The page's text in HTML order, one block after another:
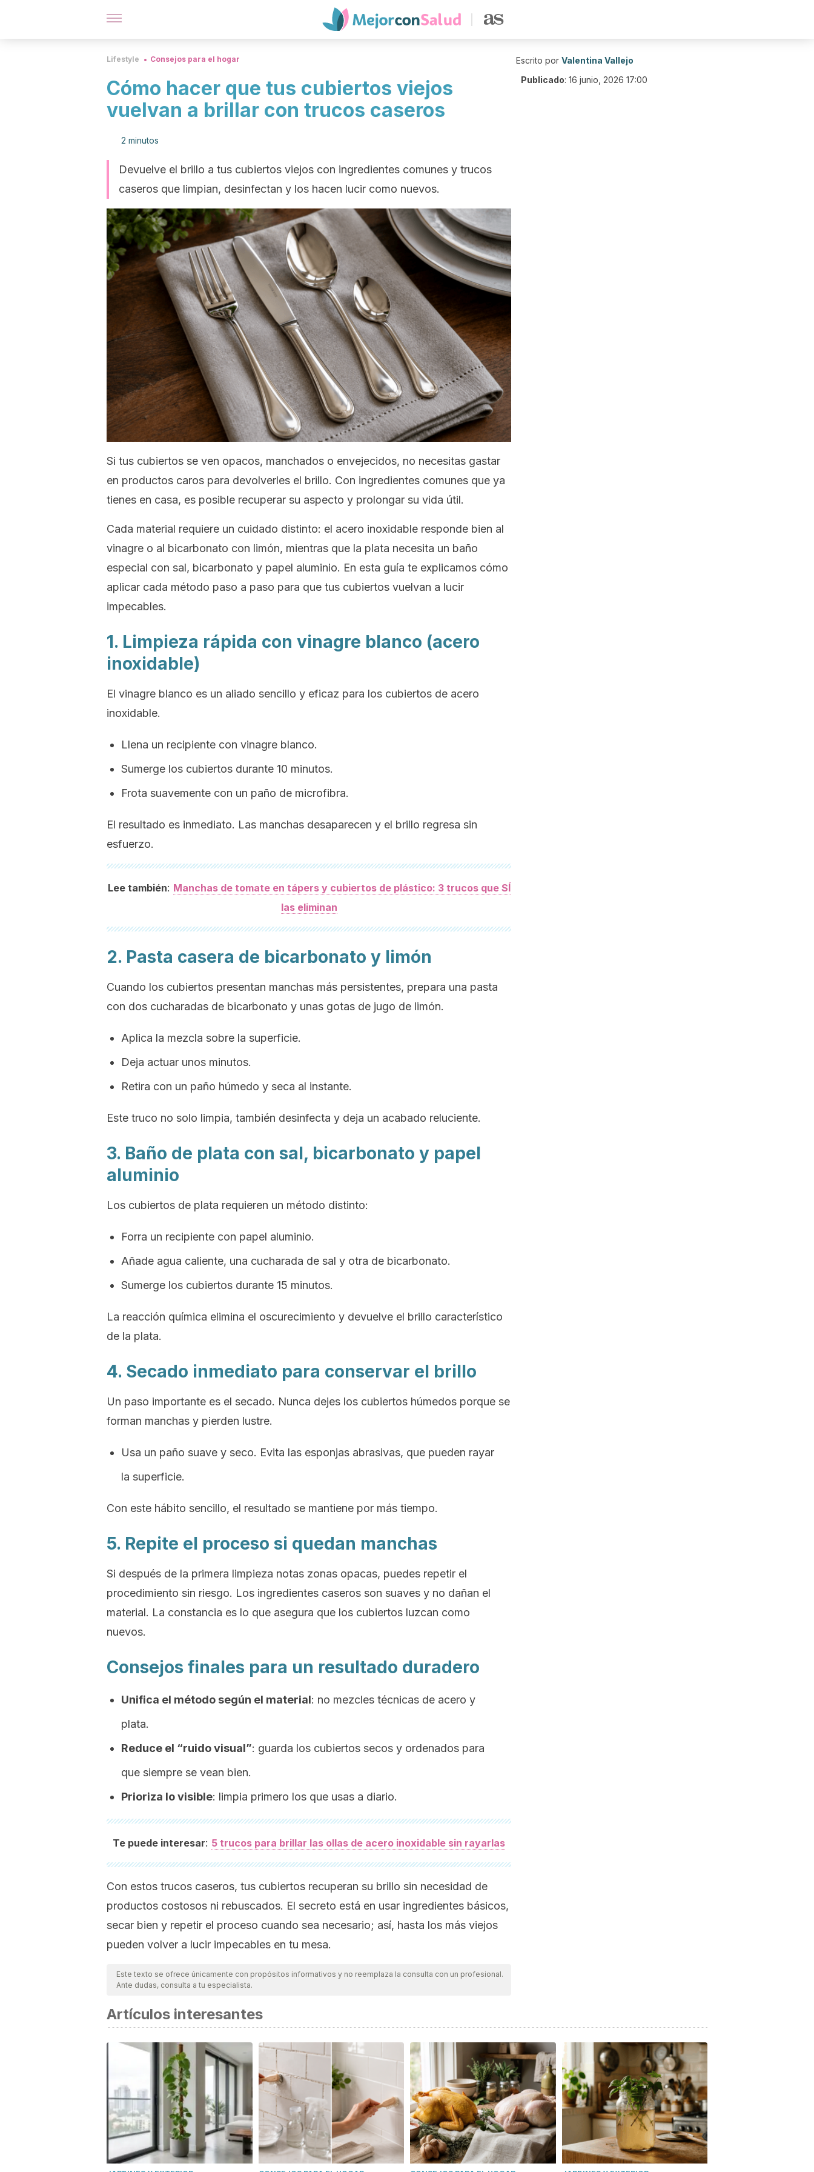
Lifestyle Consejos para el hogar
Cómo hacer que tus cubiertos viejos
vuelvan a brillar con trucos caseros
2 minutos
Devuelve el brillo a tus cubiertos viejos con ingredientes comunes y trucos
caseros que limpian, desinfectan y los hacen lucir como nuevos.
Si tus cubiertos se ven opacos, manchados o envejecidos, no necesitas gastar
en productos caros para devolverles el brillo. Con ingredientes comunes que ya
tienes en casa, es posible recuperar su aspecto y prolongar su vida útil.
Cada material requiere un cuidado distinto: el acero inoxidable responde bien al
vinagre o al bicarbonato con limón, mientras que la plata necesita un baño
especial con sal, bicarbonato y papel aluminio. En esta guía te explicamos cómo
aplicar cada método paso a paso para que tus cubiertos vuelvan a lucir
impecables.
1. Limpieza rápida con vinagre blanco (acero
inoxidable)
El vinagre blanco es un aliado sencillo y eficaz para los cubiertos de acero
inoxidable.
Llena un recipiente con vinagre blanco.
Sumerge los cubiertos durante 10 minutos.
Frota suavemente con un paño de microfibra.
El resultado es inmediato. Las manchas desaparecen y el brillo regresa sin
esfuerzo.
Lee también: Manchas de tomate en tápers y cubiertos de plástico: 3 trucos que SÍ
las eliminan
2. Pasta casera de bicarbonato y limón
Cuando los cubiertos presentan manchas más persistentes, prepara una pasta
con dos cucharadas de bicarbonato y unas gotas de jugo de limón.
Aplica la mezcla sobre la superficie.
Deja actuar unos minutos.
Retira con un paño húmedo y seca al instante.
Este truco no solo limpia, también desinfecta y deja un acabado reluciente.
3. Baño de plata con sal, bicarbonato y papel
aluminio
Los cubiertos de plata requieren un método distinto:
Forra un recipiente con papel aluminio.
Añade agua caliente, una cucharada de sal y otra de bicarbonato.
Sumerge los cubiertos durante 15 minutos.
La reacción química elimina el oscurecimiento y devuelve el brillo característico
de la plata.
4. Secado inmediato para conservar el brillo
Un paso importante es el secado. Nunca dejes los cubiertos húmedos porque se
forman manchas y pierden lustre.
Usa un paño suave y seco. Evita las esponjas abrasivas, que pueden rayar
la superficie.
Con este hábito sencillo, el resultado se mantiene por más tiempo.
5. Repite el proceso si quedan manchas
Si después de la primera limpieza notas zonas opacas, puedes repetir el
procedimiento sin riesgo. Los ingredientes caseros son suaves y no dañan el
material. La constancia es lo que asegura que los cubiertos luzcan como
nuevos.
Consejos finales para un resultado duradero
Unifica el método según el material: no mezcles técnicas de acero y
plata.
Reduce el “ruido visual”: guarda los cubiertos secos y ordenados para
que siempre se vean bien.
Prioriza lo visible: limpia primero los que usas a diario.
Te puede interesar: 5 trucos para brillar las ollas de acero inoxidable sin rayarlas
Con estos trucos caseros, tus cubiertos recuperan su brillo sin necesidad de
productos costosos ni rebuscados. El secreto está en usar ingredientes básicos,
secar bien y repetir el proceso cuando sea necesario; así, hasta los más viejos
pueden volver a lucir impecables en tu mesa.
Este texto se ofrece únicamente con propósitos informativos y no reemplaza la consulta con un profesional.
Ante dudas, consulta a tu especialista.
Escrito por Valentina Vallejo
Publicado: 16 junio, 2026 17:00
Artículos interesantes